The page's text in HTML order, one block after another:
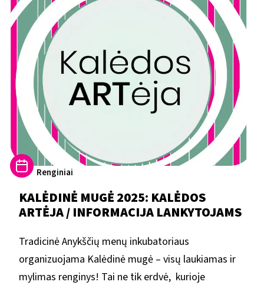
Renginiai
KALĖDINĖ MUGĖ 2025: KALĖDOS
ARTĖJA / INFORMACIJA LANKYTOJAMS
Tradicinė Anykščių menų inkubatoriaus
organizuojama Kalėdinė mugė – visų laukiamas ir
mylimas renginys! Tai ne tik erdvė, kurioje